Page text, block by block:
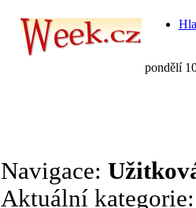
pondělí
Navigace:
Aktuální